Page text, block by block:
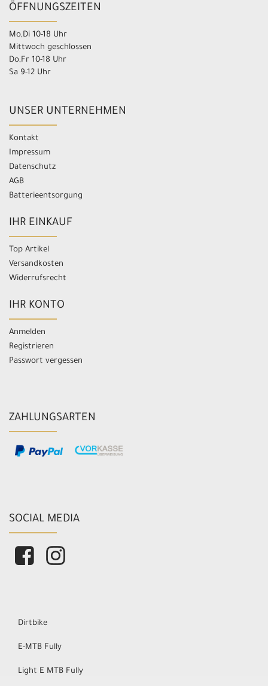
ÖFFNUNGSZEITEN
Mo,Di 10-18 Uhr
Mittwoch geschlossen
Do,Fr 10-18 Uhr
Sa 9-12 Uhr
UNSER UNTERNEHMEN
Kontakt
Impressum
Datenschutz
AGB
Batterieentsorgung
IHR EINKAUF
Top Artikel
Versandkosten
Widerrufsrecht
IHR KONTO
Anmelden
Registrieren
Passwort vergessen
ZAHLUNGSARTEN
SOCIAL MEDIA
Dirtbike
E-MTB Fully
Light E MTB Fully